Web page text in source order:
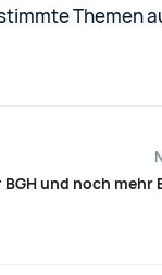
Themen
BGH und noch mehr